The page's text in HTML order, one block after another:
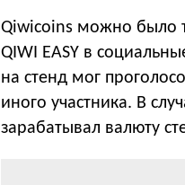
Qiwicoins можно было
QIWI EASY в
на стенд мог
иного участника. В
зарабатывал валюту